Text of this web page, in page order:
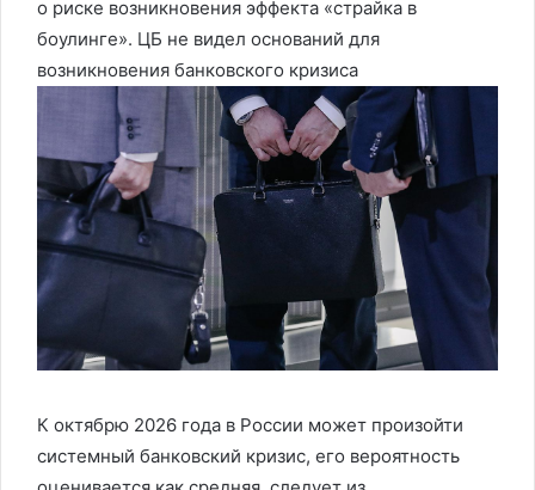
о риске возникновения эффекта «страйка в
боулинге». ЦБ не видел оснований для
возникновения банковского кризиса
К октябрю 2026 года в России может произойти
системный банковский кризис, его вероятность